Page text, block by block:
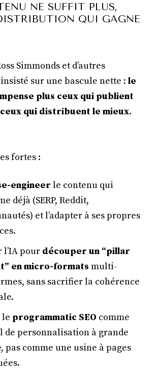
NE SUFFIT PLUS,
QUI GAGNE
Simmonds et d’autres
sur une bascule nette : le
plus ceux qui publient
qui distribuent le mieux.
fortes :
engineer le contenu qui
déjà (SERP, Reddit,
et l’adapter à ses propres
pour découper un “pillar
en micro-formats multi-
sans sacrifier la cohérence
programmatic SEO comme
de personnalisation à grande
pas comme une usine à pages